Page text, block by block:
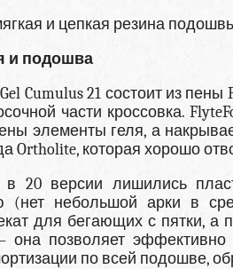
и цепкая резина
и подошва
Cumulus 21 состоит из пены
части кроссовка.
элементы геля, а
Ortholite, которая хорошо
20 версии лишились
(нет небольшой арки в
для бегающих с пятки, а
она позволяет эффективно
по всей подошве,